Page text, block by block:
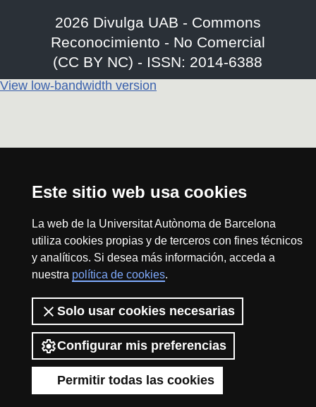
Este sitio web usa cookies
La web de la Universitat Autònoma de Barcelona
utiliza cookies propias y de terceros con fines técnicos
y analíticos. Si desea más información, acceda a
nuestra política de cookies.
Solo usar cookies necesarias
Configurar mis preferencias
Permitir todas las cookies
2026 Divulga UAB - Commons
Reconocimiento - No Comercial
(CC BY NC) - ISSN: 2014-6388
View low-bandwidth version